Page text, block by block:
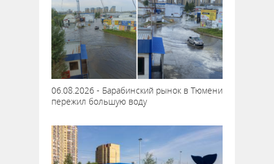
06.08.2026 - Барабинский рынок в Тюмени
пережил большую воду